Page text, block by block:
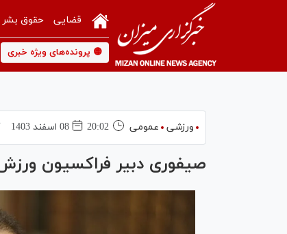
قضایی حقوق بشر
🟡 پرونده‌های ویژه خبری
ورزشی عمومی 20:02 08 اسفند 1403
صیفوری دبیر فراکسیون